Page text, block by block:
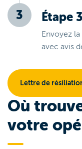
Étape 3
Envoyez
avec avis
Lettre de
Où
votre